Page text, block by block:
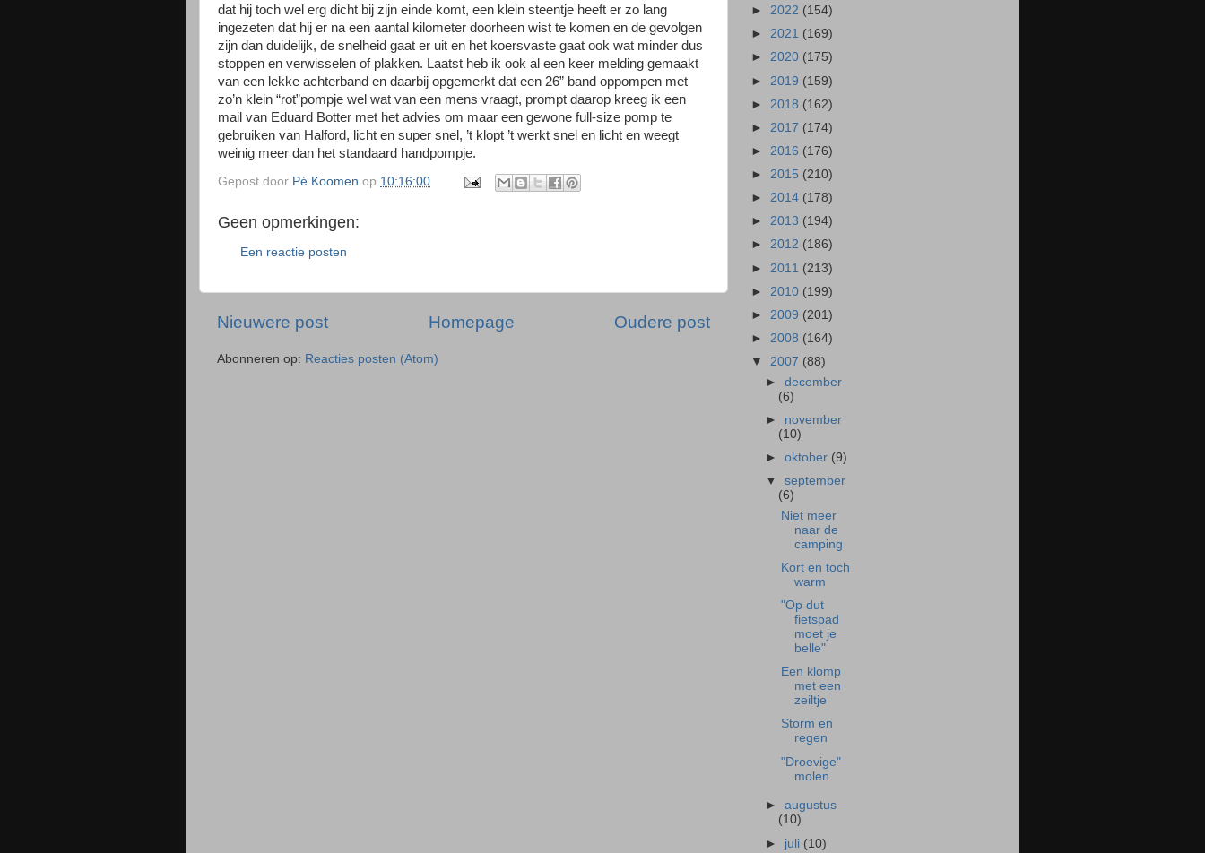
dat hij toch wel erg dicht bij zijn einde komt, een klein steentje heeft er zo lang
ingezeten dat hij er na een aantal kilometer doorheen wist te komen en de gevolgen
zijn dan duidelijk, de snelheid gaat er uit en het koersvaste gaat ook wat minder dus
stoppen en verwisselen of plakken. Laatst heb ik ook al een keer melding gemaakt
van een lekke achterband en daarbij opgemerkt dat een 26” band oppompen met
zo’n klein “rot”pompje wel wat van een mens vraagt, prompt daarop kreeg ik een
mail van Eduard Botter met het advies om maar een gewone full-size pomp te
gebruiken van Halford, licht en super snel, ’t klopt ’t werkt snel en licht en weegt
weinig meer dan het standaard handpompje.
Gepost door Pé Koomen op 10:16:00
Geen opmerkingen:
Een reactie posten
Nieuwere post Oudere post
Homepage
Abonneren op: Reacties posten (Atom)
► 2022 (154)
► 2021 (169)
► 2020 (175)
► 2019 (159)
► 2018 (162)
► 2017 (174)
► 2016 (176)
► 2015 (210)
► 2014 (178)
► 2013 (194)
► 2012 (186)
► 2011 (213)
► 2010 (199)
► 2009 (201)
► 2008 (164)
▼ 2007 (88)
►december
(6)
► november
(10)
►oktober (9)
▼september
(6)
Niet meer
naar de
camping
Kort en toch
warm
"Op dut
fietspad
moet je
belle"
Een klomp
met een
zeiltje
Storm en
regen
"Droevige"
molen
►augustus
(10)
► juli (10)